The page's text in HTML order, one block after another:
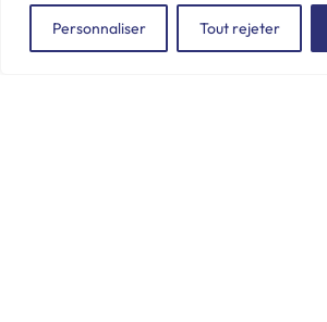
Personnaliser Tout rejeter
ZAC du Plessis Val Vert